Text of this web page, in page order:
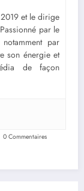
et le dirige
par le
par
son énergie et
de façon
0 Commentaires